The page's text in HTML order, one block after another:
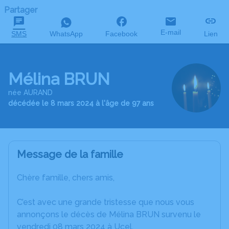
Partager
SMS WhatsApp Facebook E-mail Lien
Mélina BRUN
née AURAND
décédée le 8 mars 2024 à l'âge de 97 ans
Message de la famille
Chère famille, chers amis,
C’est avec une grande tristesse que nous vous
annonçons le décès de Mélina BRUN survenu le
vendredi 08 mars 2024 à Ucel.